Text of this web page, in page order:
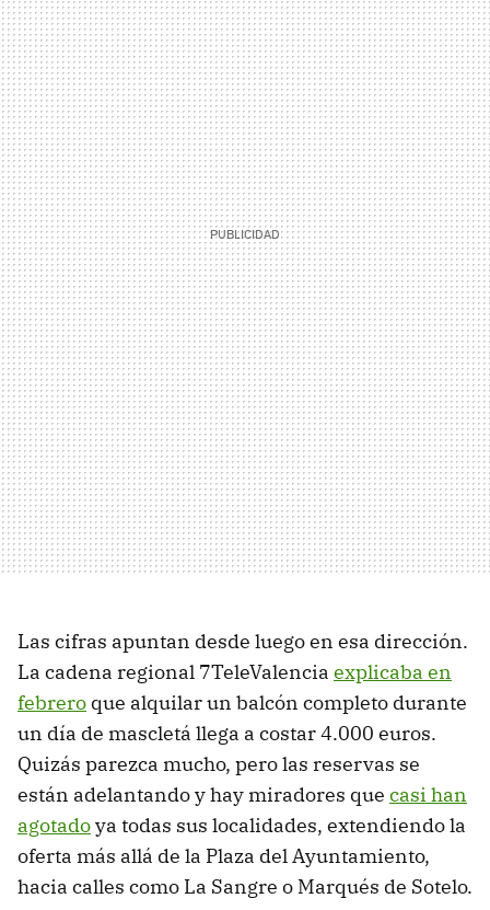
Las cifras apuntan desde luego en esa dirección.
La cadena regional 7TeleValencia explicaba en
febrero que alquilar un balcón completo durante
un día de mascletá llega a costar 4.000 euros.
Quizás parezca mucho, pero las reservas se
están adelantando y hay miradores que casi han
agotadoya todas sus localidades, extendiendo la
oferta más allá de la Plaza del Ayuntamiento,
hacia calles como La Sangre o Marqués de Sotelo.